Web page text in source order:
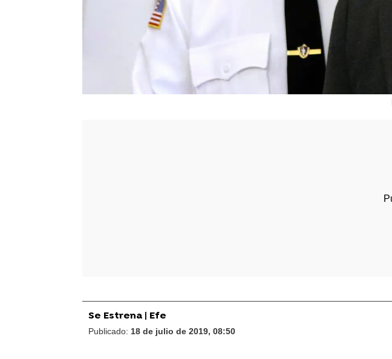
Se Estrena | Efe
Publicado: 18 de julio de 2019, 08:50